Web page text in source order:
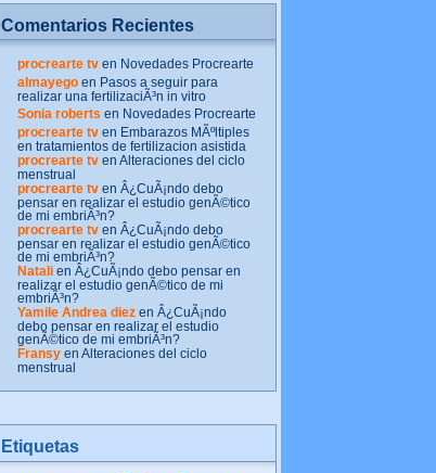
Comentarios Recientes
procrearte tv en Novedades Procrearte
almayego en Pasos a seguir para
realizar una fertilizaciÃ³n in vitro
Sonia roberts en Novedades Procrearte
procrearte tv en Embarazos MÃºltiples
en tratamientos de fertilizacion asistida
procrearte tv en Alteraciones del ciclo
menstrual
procrearte tv en Â¿CuÃ¡ndo debo
pensar en realizar el estudio genÃ©tico
de mi embriÃ³n?
procrearte tv en Â¿CuÃ¡ndo debo
pensar en realizar el estudio genÃ©tico
de mi embriÃ³n?
Natali en Â¿CuÃ¡ndo debo pensar en
realizar el estudio genÃ©tico de mi
embriÃ³n?
Yamile Andrea diez en Â¿CuÃ¡ndo
debo pensar en realizar el estudio
genÃ©tico de mi embriÃ³n?
Fransy en Alteraciones del ciclo
menstrual
Etiquetas